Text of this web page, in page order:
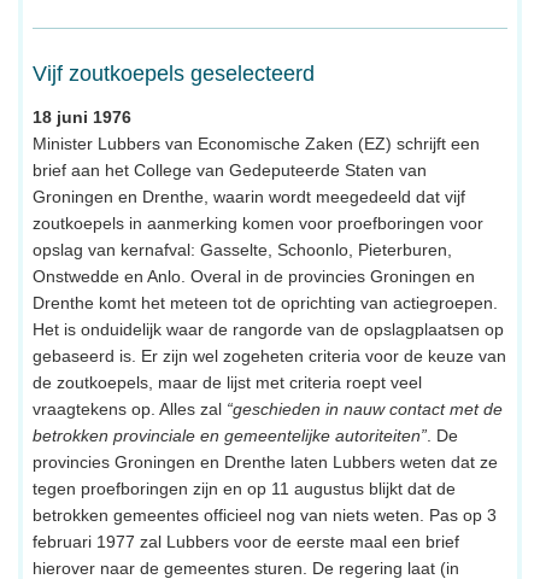
Vijf zoutkoepels geselecteerd
18 juni 1976
Minister Lubbers van Economische Zaken (EZ) schrijft een
brief aan het College van Gedeputeerde Staten van
Groningen en Drenthe, waarin wordt meegedeeld dat vijf
zoutkoepels in aanmerking komen voor proefboringen voor
opslag van kernafval: Gasselte, Schoonlo, Pieterburen,
Onstwedde en Anlo. Overal in de provincies Groningen en
Drenthe komt het meteen tot de oprichting van actiegroepen.
Het is onduidelijk waar de rangorde van de opslagplaatsen op
gebaseerd is. Er zijn wel zogeheten criteria voor de keuze van
de zoutkoepels, maar de lijst met criteria roept veel
vraagtekens op. Alles zal “geschieden in nauw contact met de
betrokken provinciale en gemeentelijke autoriteiten” . De
provincies Groningen en Drenthe laten Lubbers weten dat ze
tegen proefboringen zijn en op 11 augustus blijkt dat de
betrokken gemeentes officieel nog van niets weten. Pas op 3
februari 1977 zal Lubbers voor de eerste maal een brief
hierover naar de gemeentes sturen. De regering laat (in